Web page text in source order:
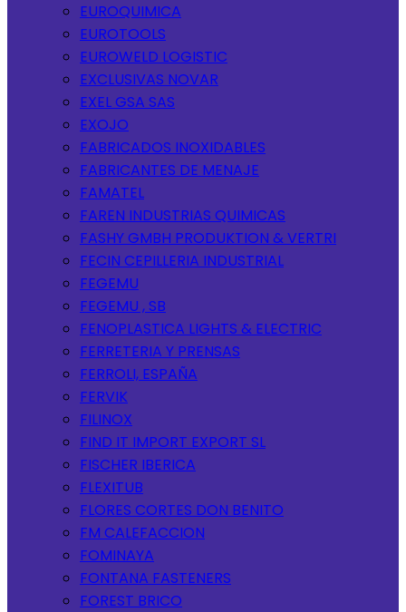
EUROQUIMICA
EUROTOOLS
EUROWELD LOGISTIC
EXCLUSIVAS NOVAR
EXEL GSA SAS
EXOJO
FABRICADOS INOXIDABLES
FABRICANTES DE MENAJE
FAMATEL
FAREN INDUSTRIAS QUIMICAS
FASHY GMBH PRODUKTION & VERTRI
FECIN CEPILLERIA INDUSTRIAL
FEGEMU
FEGEMU , SB
FENOPLASTICA LIGHTS & ELECTRIC
FERRETERIA Y PRENSAS
FERROLI, ESPAÑA
FERVIK
FILINOX
FIND IT IMPORT EXPORT SL
FISCHER IBERICA
FLEXITUB
FLORES CORTES DON BENITO
FM CALEFACCION
FOMINAYA
FONTANA FASTENERS
FOREST BRICO